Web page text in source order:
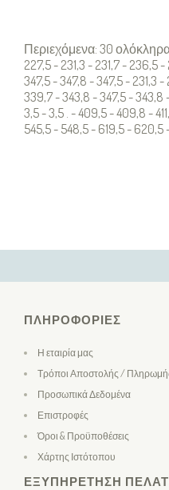
Περιεχόμενα: 30
227,5 - 231,3 - 231,7 -
347,5 - 347,8 - 347,5 - 231,3
339,7 - 343,8 - 347,5 - 343,8
3,5 - 3,5 . - 409,5 - 409,8 -
545,5 - 548,5 - 619,5 -
ΠΛΗΡΟΦΟΡΊΕΣ
Η εταιρία μας
Τρόποι Αποστολής /
Προσωπικά Δεδομένα
Επιστροφές
Όροι & Προϋποθέσεις
Χάρτης Ιστότοπου
ΕΞΥΠΗΡΈΤΗΣΗ